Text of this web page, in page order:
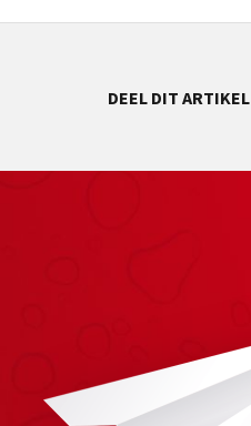
DEEL DIT ARTIKEL